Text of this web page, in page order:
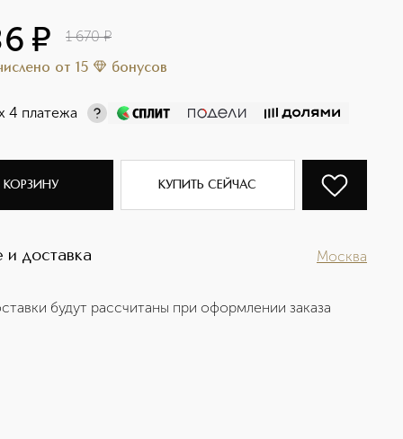
¤ 1 670 ¤
от 15 бонусов
4 платежа
КОРЗИНУ КУПИТЬ СЕЙЧАС
и доставка Москва
будут рассчитаны при оформлении заказа